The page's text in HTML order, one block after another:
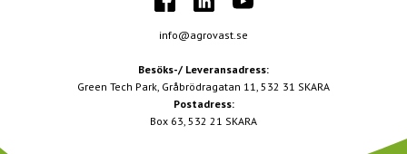
info@agrovast.se
Besöks-/ Leveransadress:
Green Tech Park, Gråbrödragatan 11, 532 31 SKARA
Postadress:
Box 63, 532 21 SKARA